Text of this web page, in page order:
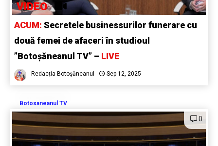
VIDEO
ACUM: Secretele businessurilor funerare cu
două femei de afaceri în studioul
”Botoșăneanul TV” – LIVE
Redacția Botoșăneanul Sep 12, 2025
Botosaneanul TV
0